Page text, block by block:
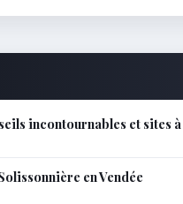
incontournables et sites
en Vendée